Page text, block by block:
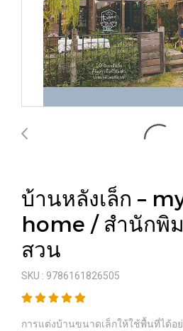
บ้านหลังเล็ก –
home / สำนักพิ
สวน
SKU : 9786161826505
การแต่งบ้านขนาดเล็กให้ใช้พื้นที่ได้อ